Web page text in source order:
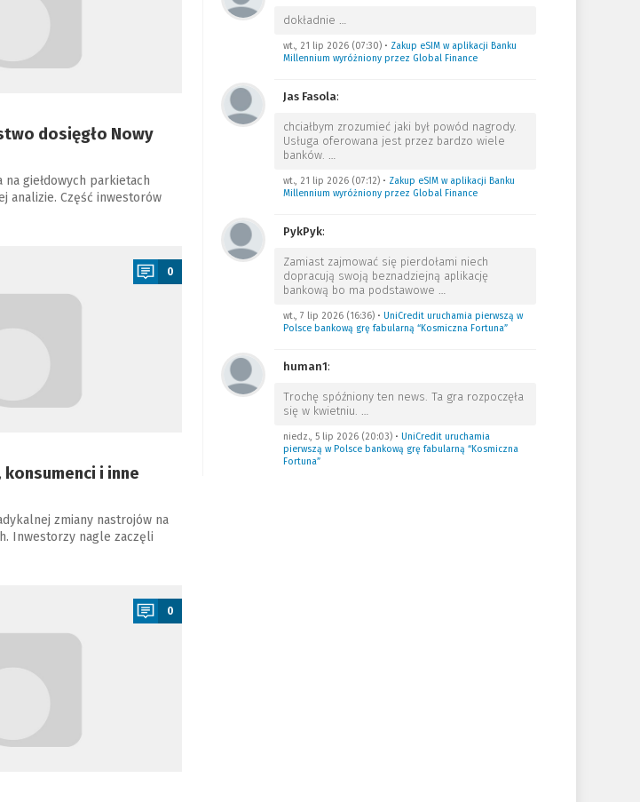
dosięgło Nowy
giełdowych parkietach
analizie. Część inwestorów
0
i inne
zmiany nastrojów na
Inwestorzy nagle zaczęli
0
dokładnie …
wt., 21 lip 2026 (07:30)• Zakup eSIM w aplikacji Banku
Millennium wyróżniony przez Global Finance
Jas Fasola:
chciałbym zrozumieć jaki był powód nagrody.
Usługa oferowana jest przez bardzo wiele
banków. …
wt., 21 lip 2026 (07:12)• Zakup eSIM w aplikacji Banku
Millennium wyróżniony przez Global Finance
PykPyk:
Zamiast zajmować się pierdołami niech
dopracują swoją beznadziejną aplikację
bankową bo ma podstawowe …
wt., 7 lip 2026 (16:36)• UniCredit uruchamia pierwszą w
Polsce bankową grę fabularną “Kosmiczna Fortuna”
human1:
Trochę spóźniony ten news. Ta gra rozpoczęła
się w kwietniu. …
niedz., 5 lip 2026 (20:03)• UniCredit uruchamia
pierwszą w Polsce bankową grę fabularną “Kosmiczna
Fortuna”